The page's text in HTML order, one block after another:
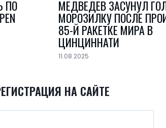
ПО МЕДВЕДЕВ ЗАСУНУЛ
МОРОЗИЛКУ ПОСЛЕ
85-Й РАКЕТКЕ МИРА В
ЦИНЦИННАТИ
11.08.2025
НА САЙТЕ